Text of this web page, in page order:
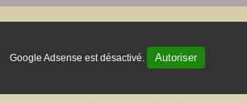
Google Adsense est désactivé. Autoriser